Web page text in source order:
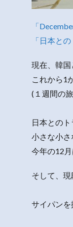
「
「日本と
現在、韓国
これから1
(１週間の
日本との
小さな小さ
今年の12
そして、
サイパンを